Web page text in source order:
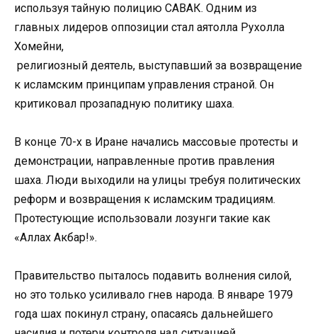
используя тайную полицию САВАК. Одним из
главных лидеров оппозиции стал аятолла Рухолла
Хомейни,
религиозный деятель, выступавший за возвращение
к исламским принципам управления страной. Он
критиковал прозападную политику шаха.
В конце 70-х в Иране начались массовые протесты и
демонстрации, направленные против правления
шаха. Люди выходили на улицы требуя политических
реформ и возвращения к исламским традициям.
Протестующие использовали лозунги такие как
«Аллах Акбар!».
Правительство пыталось подавить волнения силой,
но это только усиливало гнев народа. В январе 1979
года шах покинул страну, опасаясь дальнейшего